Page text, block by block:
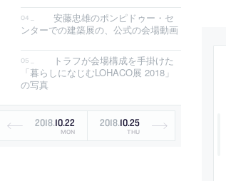
安藤忠雄のポンピドゥー・セ
ンターでの建築展の、公式の会場動画
トラフが会場構成を手掛けた
「暮らしになじむLOHACO展 2018」
の写真
2018.10.22
MON
2018.10.25
THU